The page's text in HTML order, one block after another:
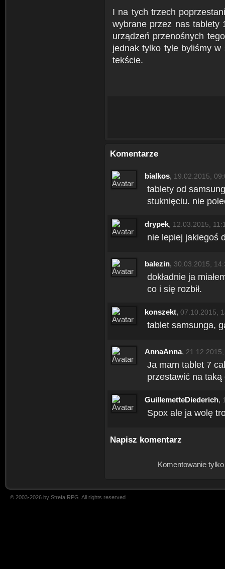
I na tych trzech
wybrane przez nas tablety
urządzeń przenośnych
jednak tylko tyle byliśmy
tekście.
Komentarze
bialkos, 19.02.2015,
tablety od
stuknięciu. nie
drypek, 12.03.2015,
nie lepiej jakiegoś
balezin, 30.03.2015,
dokładnie ja
co i się rozbił.
konszekt, 07.10.2015,
tablet samsunga,
AnnaAnna,
Ja mam tablet 7
przestawić na taką
GuillemetteDiederich,
Spox ale ja wolę
Napisz komentarz
Komentowanie
© 2003-2026 by Strefa RPG. All rights reserved.